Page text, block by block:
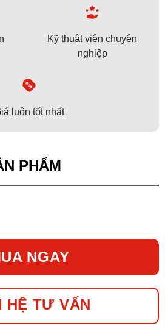
Kỹ thuật viên chuyên
nghiệp
luôn tốt nhất
PHẨM
NGAY
HỆ TƯ VẤN